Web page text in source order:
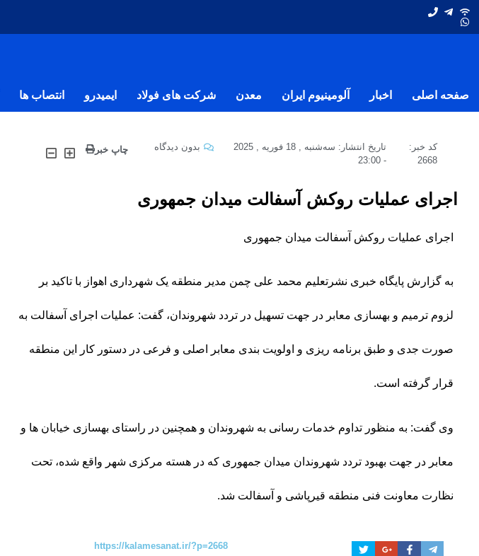
صفحه اصلی
اخبار آلومینیوم ایران معدن شرکت های فولاد ایمیدرو انتصاب ها
کد خبر:
2668
تاریخ انتشار: سه‌شنبه , 18 فوریه , 2025
-
23:00
بدون دیدگاه چاپ خبر
اجرای عملیات روکش آسفالت میدان جمهوری
اجرای عملیات روکش آسفالت میدان جمهوری
به گزارش پایگاه خبری نشرتعلیم محمد علی چمن مدیر منطقه یک شهرداری اهواز با تاکید بر
لزوم ترمیم و بهسازی معابر در جهت تسهیل در تردد شهروندان، گفت: عملیات اجرای آسفالت به
صورت جدی و طبق برنامه ریزی و اولویت بندی معابر اصلی و فرعی در دستور کار این منطقه
قرار گرفته است.
وی گفت: به منظور تداوم خدمات رسانی به شهروندان و همچنین در راستای بهسازی خیابان ها و
معابر در جهت بهبود تردد شهروندان میدان جمهوری که در هسته مرکزی شهر واقع شده، تحت
نظارت معاونت فنی منطقه قیرپاشی و آسفالت شد.
https://kalamesanat.ir/?p=2668